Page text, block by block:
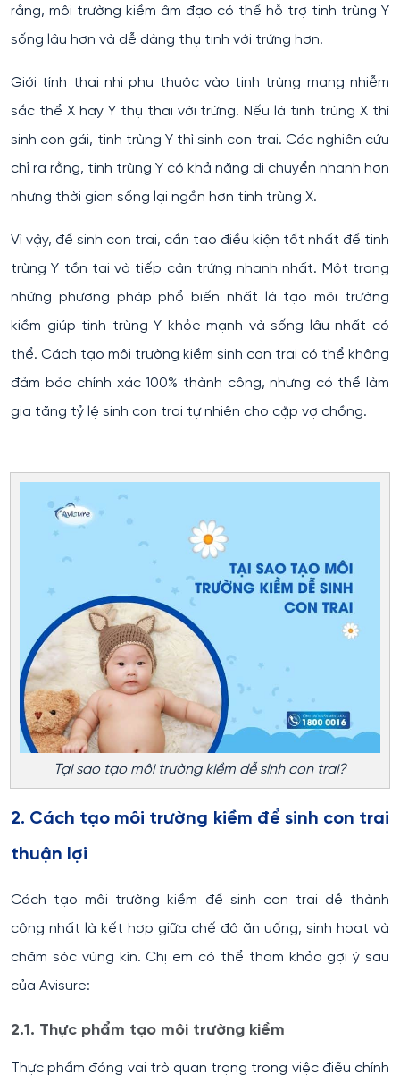
rằng, môi trường kiềm âm đạo có thể hỗ trợ tinh trùng Y
sống lâu hơn và dễ dàng thụ tinh với trứng hơn.
Giới tính thai nhi phụ thuộc vào tinh trùng mang nhiễm
sắc thể X hay Y thụ thai với trứng. Nếu là tinh trùng X thì
sinh con gái, tinh trùng Y thì sinh con trai. Các nghiên cứu
chỉ ra rằng, tinh trùng Y có khả năng di chuyển nhanh hơn
nhưng thời gian sống lại ngắn hơn tinh trùng X.
Vì vậy, để sinh con trai, cần tạo điều kiện tốt nhất để tinh
trùng Y tồn tại và tiếp cận trứng nhanh nhất. Một trong
những phương pháp phổ biến nhất là tạo môi trường
kiềm giúp tinh trùng Y khỏe mạnh và sống lâu nhất có
thể. Cách tạo môi trường kiềm sinh con trai có thể không
đảm bảo chính xác 100% thành công, nhưng có thể làm
gia tăng tỷ lệ sinh con trai tự nhiên cho cặp vợ chồng.
Tại sao tạo môi trường kiềm dễ sinh con trai?
2. Cách tạo môi trường kiềm để sinh con trai
thuận lợi
Cách tạo môi trường kiềm để sinh con trai dễ thành
công nhất là kết hợp giữa chế độ ăn uống, sinh hoạt và
chăm sóc vùng kín. Chị em có thể tham khảo gợi ý sau
của Avisure:
2.1. Thực phẩm tạo môi trường kiềm
Thực phẩm đóng vai trò quan trọng trong việc điều chỉnh